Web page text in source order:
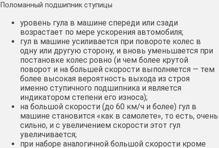
Поломанный подшипник ступицы
уровень гула в машине спереди или сзади
возрастает по мере ускорения автомобиля;
гул в машине усиливается при повороте колес в
одну или другую сторону, и вновь уменьшается при
постановке колес ровно (и чем более крутой
поворот и на большей скорости выполняется — тем
более высокая вероятность выхода из строя
именно ступичного подшипника и является
индикатором степени его износа);
на большой скорости (до 60 км/ч и более) гул в
машине становится «как в самолете», то есть, очень
сильно, и с увеличением скорости этот гул
увеличивается;
при наборе аналогичной большой скорости кроме